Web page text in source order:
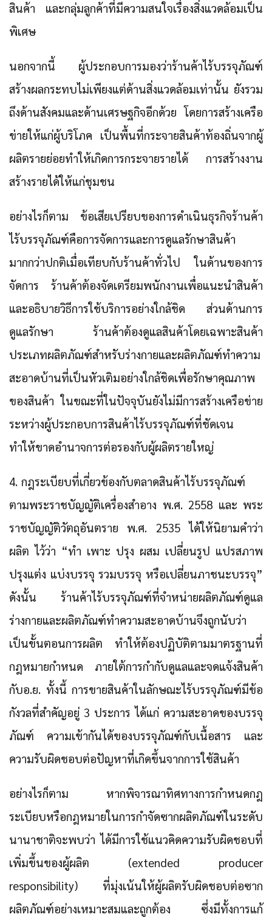
สินค้า และกลุ่มลูกค้าที่มีความสนใจเรื่องสิ่งแวดล้อมเป็น
พิเศษ
นอกจากนี้ ผู้ประกอบการมองว่าร้านค้าไร้บรรจุภัณฑ์
สร้างผลกระทบไม่เพียงแต่ด้านสิ่งแวดล้อมเท่านั้น ยังรวม
ถึงด้านสังคมและด้านเศรษฐกิจอีกด้วย โดยการสร้างเครือ
ข่ายให้แก่ผู้บริโภค เป็นพื้นที่กระจายสินค้าท้องถิ่นจากผู้
ผลิตรายย่อยทำให้เกิดการกระจายรายได้ การสร้างงาน
สร้างรายได้ให้แก่ชุมชน
อย่างไรก็ตาม ข้อเสียเปรียบของการดำเนินธุรกิจร้านค้า
ไร้บรรจุภัณฑ์คือการจัดการและการดูแลรักษาสินค้า
มากกว่าปกติเมื่อเทียบกับร้านค้าทั่วไป ในด้านของการ
จัดการ ร้านค้าต้องจัดเตรียมพนักงานเพื่อแนะนำสินค้า
และอธิบายวิธีการใช้บริการอย่างใกล้ชิด ส่วนด้านการ
ดูแลรักษา ร้านค้าต้องดูแลสินค้าโดยเฉพาะสินค้า
ประเภทผลิตภัณฑ์สำหรับร่างกายและผลิตภัณฑ์ทำความ
สะอาดบ้านที่เป็นหัวเติมอย่างใกล้ชิดเพื่อรักษาคุณภาพ
ของสินค้า ในขณะที่ในปัจจุบันยังไม่มีการสร้างเครือข่าย
ระหว่างผู้ประกอบการสินค้าไร้บรรจุภัณฑ์ที่ชัดเจน
ทำให้ขาดอำนาจการต่อรองกับผู้ผลิตรายใหญ่
4. กฎระเบียบที่เกี่ยวข้องกับตลาดสินค้าไร้บรรจุภัณฑ์
ตามพระราชบัญญัติเครื่องสำอาง พ.ศ. 2558 และ พระ
ราชบัญญัติวัตถุอันตราย พ.ศ. 2535 ได้ให้นิยามคำว่า
ผลิต ไว้ว่า “ทำ เพาะ ปรุง ผสม เปลี่ยนรูป แปรสภาพ
ปรุงแต่ง แบ่งบรรจุ รวมบรรจุ หรือเปลี่ยนภาชนะบรรจุ”
ดังนั้น ร้านค้าไร้บรรจุภัณฑ์ที่จำหน่ายผลิตภัณฑ์ดูแล
ร่างกายและผลิตภัณฑ์ทำความสะอาดบ้านจึงถูกนับว่า
เป็นขั้นตอนการผลิต ทำให้ต้องปฏิบัติตามมาตรฐานที่
กฎหมายกำหนด ภายใต้การกำกับดูแลและจดแจ้งสินค้า
กับอ.ย. ทั้งนี้ การขายสินค้าในลักษณะไร้บรรจุภัณฑ์มีข้อ
กังวลที่สำคัญอยู่ 3 ประการ ได้แก่ ความสะอาดของบรรจุ
ภัณฑ์ ความเข้ากันได้ของบรรจุภัณฑ์กับเนื้อสาร และ
ความรับผิดชอบต่อปัญหาที่เกิดขึ้นจากการใช้สินค้า
อย่างไรก็ตาม หากพิจารณาทิศทางการกำหนดกฎ
ระเบียบหรือกฎหมายในการกำจัดซากผลิตภัณฑ์ในระดับ
นานาชาติจะพบว่า ได้มีการใช้แนวคิดความรับผิดชอบที่
เพิ่มขึ้นของผู้ผลิต (extended producer
responsibility) ที่มุ่งเน้นให้ผู้ผลิตรับผิดชอบต่อซาก
ผลิตภัณฑ์อย่างเหมาะสมและถูกต้อง ซึ่งมีทั้งการแก้